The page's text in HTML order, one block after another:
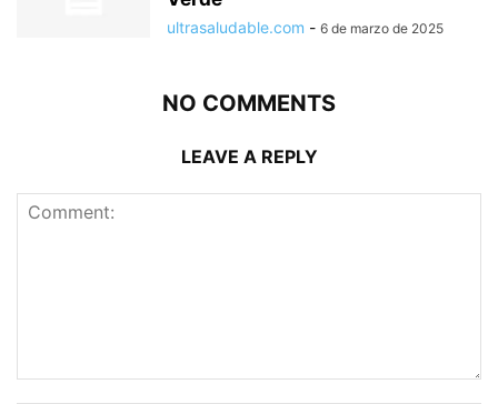
ultrasaludable.com - 6 de marzo de 2025
NO COMMENTS
LEAVE A REPLY